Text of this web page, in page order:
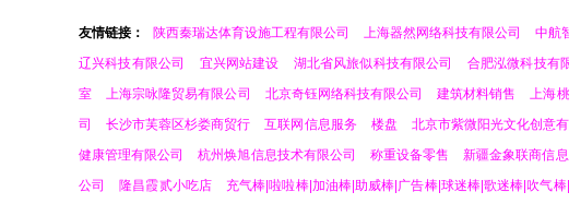
友情链接： 陕西秦瑞达体育设施工程有限公司 上海器然网络科技有限公司 中航
辽兴科技有限公司
宜兴网站建设 湖北省风旅似科技有限公司 合肥泓微科技有
室
上海宗咏隆贸易有限公司 北京奇钰网络科技有限公司 建筑材料销售 上海
司
长沙市芙蓉区杉娄商贸行 互联网信息服务 楼盘 北京市紫微阳光文化创意
健康管理有限公司
杭州焕旭信息技术有限公司 称重设备零售 新疆金象联商信
公司
隆昌霞贰小吃店 充气棒|啦啦棒|加油棒|助威棒|广告棒|球迷棒|歌迷棒|吹气